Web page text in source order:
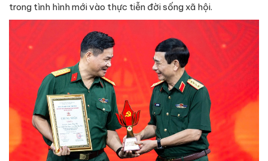
trong tình hình mới vào thực tiễn đời sống xã hội.